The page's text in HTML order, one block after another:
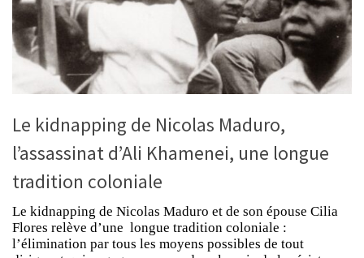
Le kidnapping de Nicolas Maduro,
l’assassinat d’Ali Khamenei, une longue
tradition coloniale
Le kidnapping de Nicolas Maduro et de son épouse Cilia
Flores relève d’une longue tradition coloniale :
l’élimination par tous les moyens possibles de tout